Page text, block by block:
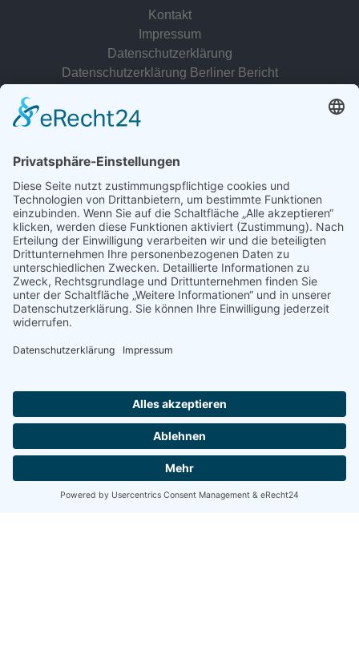
Kontakt
Impressum
Datenschutzerklärung
Datenschutzerklärung Berliner Bericht
© 2022 - 2026 Dr. Christina Baum. Alle Rechte vorbehalten.